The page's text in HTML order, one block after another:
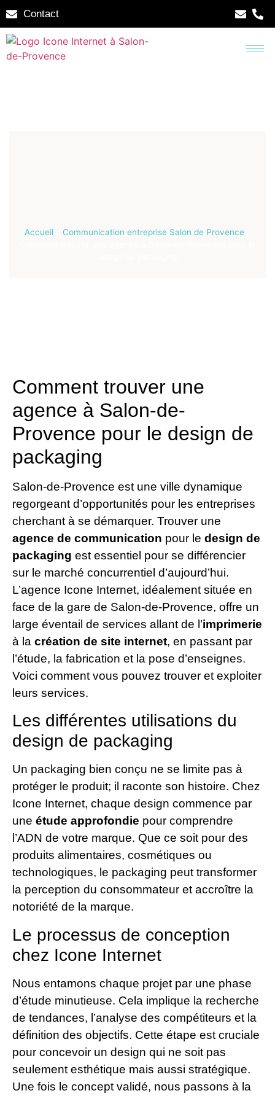
Contact
Accueil» Communication entreprise Salon de Provence»
Comment trouver une
agence à Salon-de-
Provence pour le design de
packaging
Salon-de-Provence est une ville dynamique
regorgeant d’opportunités pour les entreprises
cherchant à se démarquer. Trouver une
agence de communication pour le design de
packaging est essentiel pour se différencier
sur le marché concurrentiel d’aujourd’hui.
L’agence Icone Internet, idéalement située en
face de la gare de Salon-de-Provence, offre un
large éventail de services allant de l’imprimerie
à la création de site internet, en passant par
l’étude, la fabrication et la pose d’enseignes.
Voici comment vous pouvez trouver et exploiter
leurs services.
Les différentes utilisations du
design de packaging
Un packaging bien conçu ne se limite pas à
protéger le produit; il raconte son histoire. Chez
Icone Internet, chaque design commence par
une étude approfondie pour comprendre
l’ADN de votre marque. Que ce soit pour des
produits alimentaires, cosmétiques ou
technologiques, le packaging peut transformer
la perception du consommateur et accroître la
notoriété de la marque.
Le processus de conception
chez Icone Internet
Nous entamons chaque projet par une phase
d’étude minutieuse. Cela implique la recherche
de tendances, l’analyse des compétiteurs et la
définition des objectifs. Cette étape est cruciale
pour concevoir un design qui ne soit pas
seulement esthétique mais aussi stratégique.
Une fois le concept validé, nous passons à la